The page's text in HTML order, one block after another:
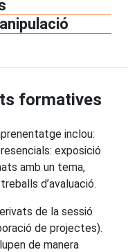
formatives
inclou:
exposició
amb un tema,
d’avaluació.
de la sessió
de projectes).
de manera